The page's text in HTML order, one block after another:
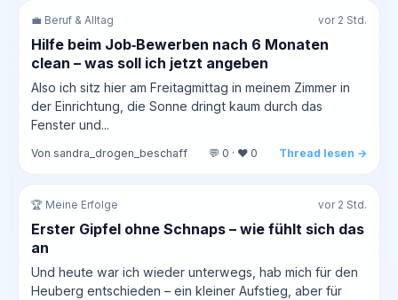
💼 Beruf & Alltag vor 2 Std.
Hilfe beim Job‑Bewerben nach 6 Monaten
clean – was soll ich jetzt angeben
Also ich sitz hier am Freitagmittag in meinem Zimmer in
der Einrichtung, die Sonne dringt kaum durch das
Fenster und...
Von sandra_drogen_beschaff 💬 0 · ❤️ 0 Thread lesen →
🏆 Meine Erfolge vor 2 Std.
Erster Gipfel ohne Schnaps – wie fühlt sich das
an
Und heute war ich wieder unterwegs, hab mich für den
Heuberg entschieden – ein kleiner Aufstieg, aber für